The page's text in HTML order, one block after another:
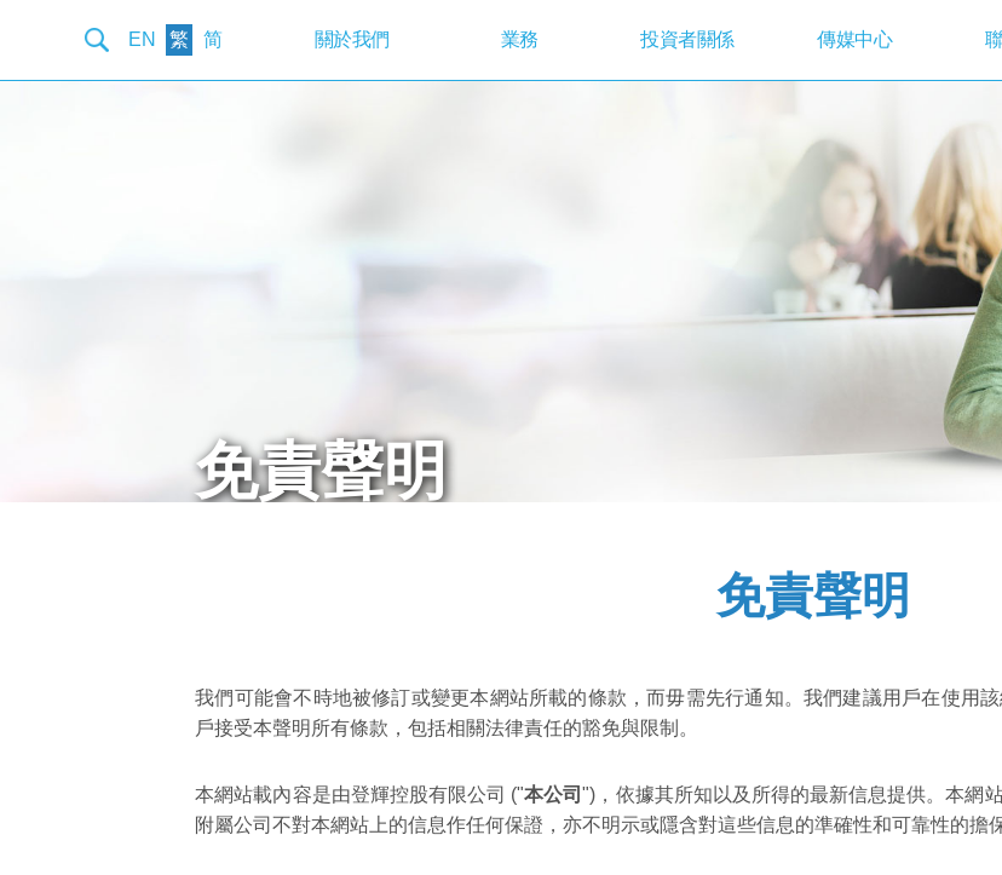
EN 繁 简 關於我們 業務 投資者關係 傳媒中心
免責聲明
免責聲明
我們可能會不時地被修訂或變更本網站所載的條款，而毋需先行通知。我們建議用戶在使用
戶接受本聲明所有條款，包括相關法律責任的豁免與限制。
本網站載內容是由登輝控股有限公司 ("本公司")，依據其所知以及所得的最新信息提供。本網
附屬公司不對本網站上的信息作任何保證，亦不明示或隱含對這些信息的準確性和可靠性的擔保